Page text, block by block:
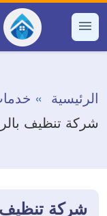
التجاوز
إلى القائمة
الرئيسية
شركة تنظيف
شركة تنظيف